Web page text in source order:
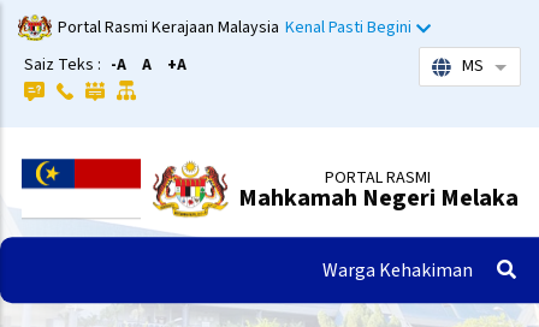
Langkau
ke
kandungan
utama
Portal Rasmi Kerajaan Malaysia Kenal Pasti Begini
Saiz Teks : -A A +A MS
PORTAL RASMI
Mahkamah Negeri Melaka
Warga Kehakiman